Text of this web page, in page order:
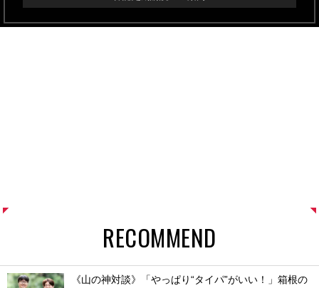
RECOMMEND
《山の神対談》「やっぱり“タイパ”がいい！」箱根の